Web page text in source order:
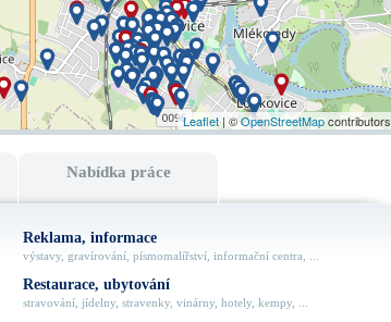
Leaflet| ©OpenStreetMapcontributors
Nabídka práce
Reklama, informace
výstavy, gravírování, písmomalířství, informační centra, ...
Restaurace, ubytování
stravování, jídelny, stravenky, vinárny, hotely, kempy, ...